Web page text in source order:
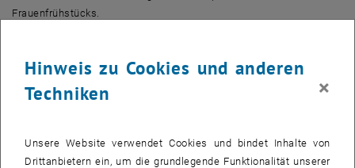
Frauenfrühstücks.
Dass die Technik männlich ist, ist ein Klischee, das noch in vielen
Technikerinnen, die an der TU Wien ausgebildet werden und hier
Wissenschaftlerinnen ist aber immer noch zu gering. Netzwerke
gehören zu den hilfreichsten Instrumenten zur Etablierung von
Hinweis zu Cookies und anderen
Techniken
×
Unsere Website verwendet Cookies und bindet Inhalte von
Drittanbietern ein, um die grundlegende Funktionalität unserer